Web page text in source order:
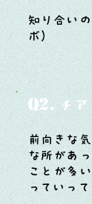
知り合い
ボ)
Q2. チ
前向きな
な所があ
ことが多
っていっ